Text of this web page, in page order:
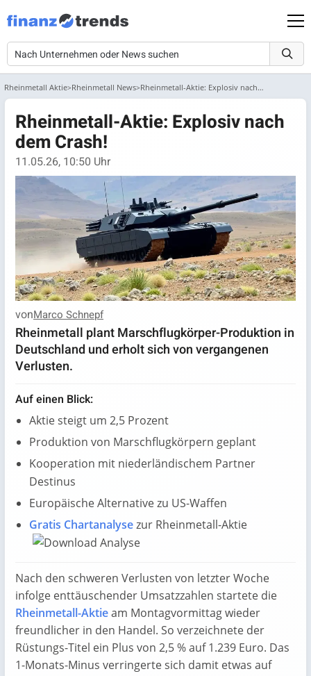
Rheinmetall Aktie Rheinmetall News Rheinmetall-Aktie: Explosiv nach dem Crash!
Rheinmetall-Aktie: Explosiv nach
dem Crash!
11.05.26, 10:50 Uhr
vonMarco Schnepf
Rheinmetall plant Marschflugkörper-Produktion in
Deutschland und erholt sich von vergangenen
Verlusten.
Auf einen Blick:
Aktie steigt um 2,5 Prozent
Produktion von Marschflugkörpern geplant
Kooperation mit niederländischem Partner
Destinus
Europäische Alternative zu US-Waffen
Gratis Chartanalysezur Rheinmetall-Aktie
Nach den schweren Verlusten von letzter Woche
infolge enttäuschender Umsatzzahlen startete die
Rheinmetall-Aktieam Montagvormittag wieder
freundlicher in den Handel. So verzeichnete der
Rüstungs-Titel ein Plus von 2,5 % auf 1.239 Euro. Das
1-Monats-Minus verringerte sich damit etwas auf